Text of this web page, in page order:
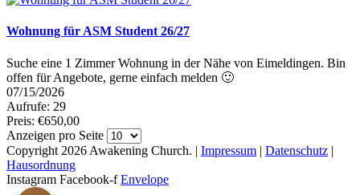
Wohnung für ASM Student 26/27
Suche eine 1 Zimmer Wohnung in der Nähe von Eimeldingen. Bin
offen für Angebote, gerne einfach melden 🙂
07/15/2026
Aufrufe: 29
Preis: €650,00
Anzeigen pro Seite
Copyright 2026 Awakening Church. | Impressum | Datenschutz |
Hausordnung
Instagram Facebook-f Envelope